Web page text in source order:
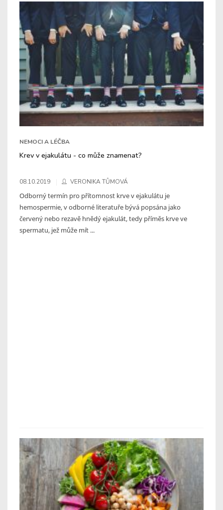
NEMOCI A LÉČBA
Krev v ejakulátu - co může znamenat?
08.10.2019 VERONIKA TŮMOVÁ
Odborný termín pro přítomnost krve v ejakulátu je
hemospermie, v odborné literatuře bývá popsána jako
červený nebo rezavě hnědý ejakulát, tedy příměs krve ve
spermatu, jež může mít ...